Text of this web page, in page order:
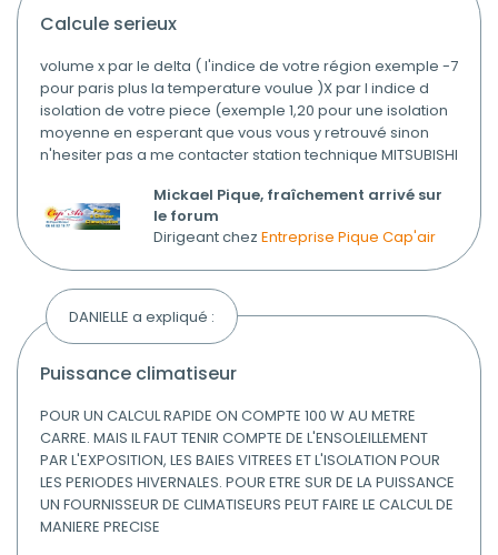
calcule serieux
volume x par le delta ( l'indice de votre région exemple -7
pour paris plus la temperature voulue )X par l indice d
isolation de votre piece (exemple 1,20 pour une isolation
moyenne en esperant que vous vous y retrouvé sinon
n'hesiter pas a me contacter station technique MITSUBISHI
Mickael Pique, fraîchement arrivé sur
le forum
Dirigeant chez Entreprise Pique Cap'air
DANIELLE a expliqué :
puissance climatiseur
POUR UN CALCUL RAPIDE ON COMPTE 100 W AU METRE
CARRE. MAIS IL FAUT TENIR COMPTE DE L'ENSOLEILLEMENT
PAR L'EXPOSITION, LES BAIES VITREES ET L'ISOLATION POUR
LES PERIODES HIVERNALES. POUR ETRE SUR DE LA PUISSANCE
UN FOURNISSEUR DE CLIMATISEURS PEUT FAIRE LE CALCUL DE
MANIERE PRECISE